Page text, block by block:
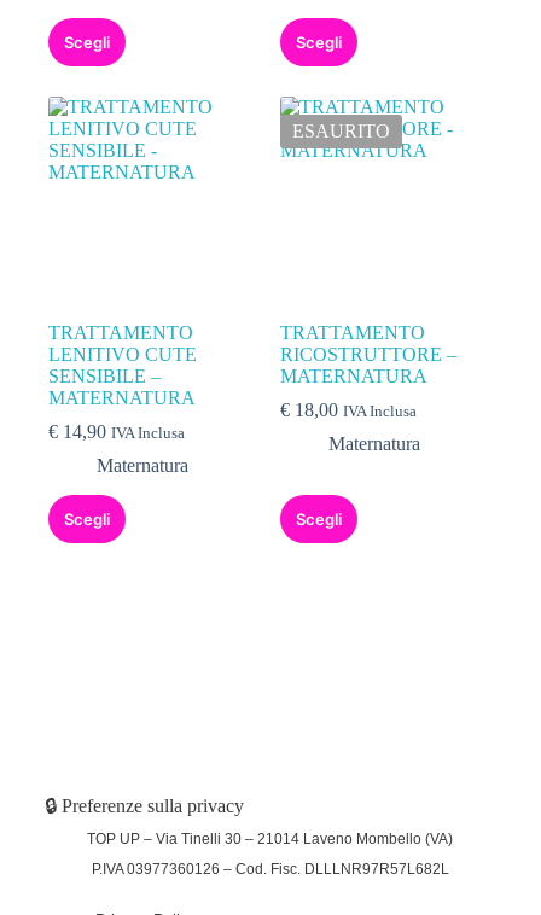
Scegli Scegli
TRATTAMENTO
LENITIVO CUTE
SENSIBILE –
MATERNATURA
€ 14,90 IVA Inclusa
Maternatura
Scegli
ESAURITO
TRATTAMENTO
RICOSTRUTTORE –
MATERNATURA
€ 18,00 IVA Inclusa
Maternatura
Scegli
🔒 Preferenze sulla privacy
TOP UP – Via Tinelli 30 – 21014 Laveno Mombello (VA)
P.IVA 03977360126 – Cod. Fisc. DLLLNR97R57L682L